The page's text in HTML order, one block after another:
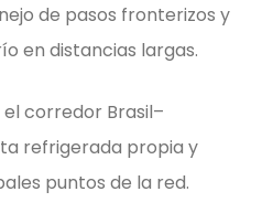
de pasos fronterizos y
en distancias largas.
corredor Brasil–
refrigerada propia y
puntos de la red.